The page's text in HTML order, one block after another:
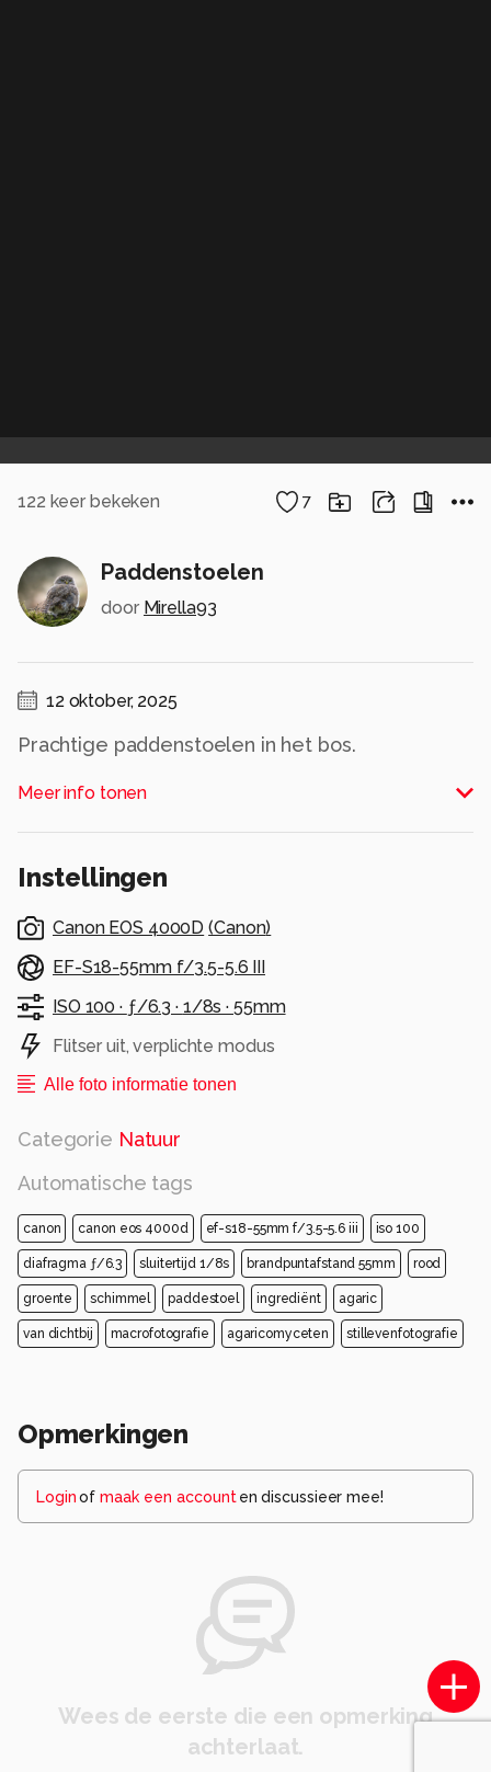
122 keer bekeken 7
Paddenstoelen
door Mirella93
12 oktober, 2025
Prachtige paddenstoelen in het bos.
Alle rechten voorbehouden
Meer info tonen
Instellingen
Canon EOS 4000D (Canon)
EF-S18-55mm f/3.5-5.6 III
ISO 100 · ƒ/6.3 · 1/8s ·55mm
Flitser uit, verplichte modus
Alle foto informatie tonen
Categorie Natuur
Automatische tags
canon canon eos 4000d ef-s18-55mm f/3.5-5.6 iii iso 100
diafragma ƒ/6.3 sluitertijd 1/8s brandpuntafstand 55mm rood
groente schimmel paddestoel ingrediënt agaric
van dichtbij macrofotografie agaricomyceten stillevenfotografie
Opmerkingen
Loginof maak een account en discussieer mee!
Wees de eerste die een opmerking
achterlaat.